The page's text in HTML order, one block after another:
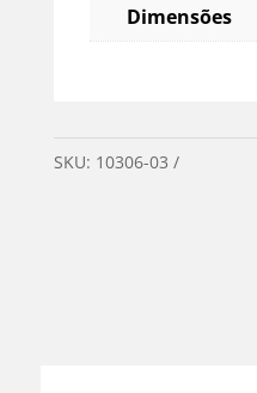
Dimensões
SKU: 10306-03